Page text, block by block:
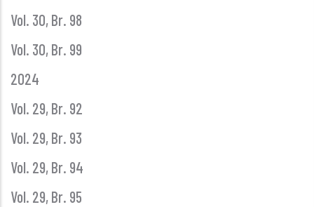
Vol. 30, Br. 98
Vol. 30, Br. 99
2024
Vol. 29, Br. 92
Vol. 29, Br. 93
Vol. 29, Br. 94
Vol. 29, Br. 95